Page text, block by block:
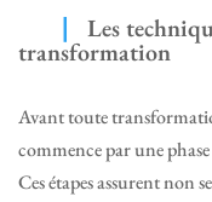
Les
transformation
Avant toute
commence par une
Ces étapes assurent non